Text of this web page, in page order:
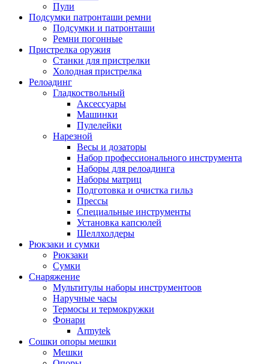
Пули
Подсумки патронташи ремни
Подсумки и патронташи
Ремни погонные
Пристрелка оружия
Станки для пристрелки
Холодная пристрелка
Релоадинг
Гладкоствольный
Аксессуары
Машинки
Пулелейки
Нарезной
Весы и дозаторы
Набор профессионального инструмента
Наборы для релоадинга
Наборы матриц
Подготовка и очистка гильз
Прессы
Специальные инструменты
Установка капсюлей
Шеллхолдеры
Рюкзаки и сумки
Рюкзаки
Сумки
Снаряжение
Мультитулы наборы инструментоов
Наручные часы
Термосы и термокружки
Фонари
Armytek
Сошки опоры мешки
Мешки